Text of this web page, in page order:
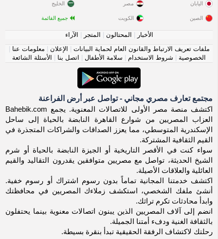
اليابان
الصين
مصر
الكويت
الخليج
جميع القائمة
الأخبار المحتالون المتجر
الآراء
ملفات تعريف الارتباط والقانون العام لحماية البيانات
الإعلان معلومات عنا
الخصوصية
شروط الاستخدام سلامة الأطفال اتصل بنا الأسئلة الشائعة
مجتمع تعارف مصري مجاني - تواصل عبر أرض الفراعنة
اكتشف منصة مصر الأولى للاتصالات المعنوية. يجمع Bahebik.com
العزاب المصريين من شوارع القاهرة النابضة بالحياة إلى ساحل
الإسكندرية المتوسطي، مما يعزز الصداقات والشراكات المتجذرة في
القيم الثقافية المشتركة.
سواء كنت في الأقصر التاريخية أو الجيزة النابضة بالحياة أو شرم
الشيخ الحديثة، تواصل مع مصريين متوافقين يقدرون التقاليد والقيم
العائلية والعلاقات الأصيلة.
اكتشف خدمتنا المجانية تماماً بدون رسوم اشتراك أو رسوم خفية.
أنشئ ملفك الشخصي، استكشف زملاءك المصريين في محافظتك
وابدأ محادثات تكرم تراثك.
انضم إلى آلاف المصريين الذين يبنون اتصالات معنوية بينما يحتفلون
بالثقافة الغنية ودفء أمتنا الجميلة.
رحلتك لاكتشاف الرفقة الحقيقية تبدأ بنقرة بسيطة.